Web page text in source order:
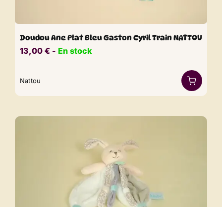
Doudou Ane Plat Bleu Gaston Cyril Train NATTOU
13,00 € ​​ - En stock
Nattou